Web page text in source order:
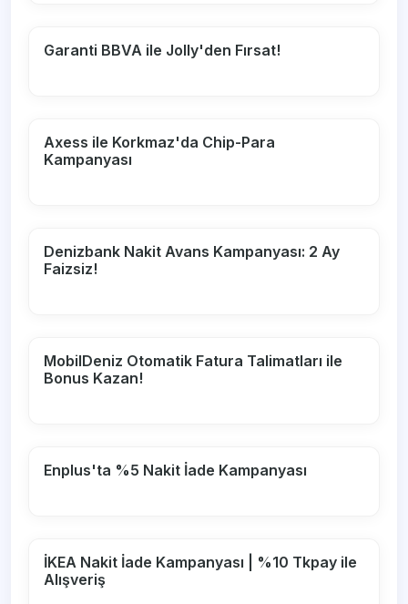
Garanti BBVA ile Jolly'den Fırsat!
Axess ile Korkmaz'da Chip-Para
Kampanyası
Denizbank Nakit Avans Kampanyası: 2 Ay
Faizsiz!
MobilDeniz Otomatik Fatura Talimatları ile
Bonus Kazan!
Enplus'ta %5 Nakit İade Kampanyası
İKEA Nakit İade Kampanyası | %10 Tkpay ile
Alışveriş